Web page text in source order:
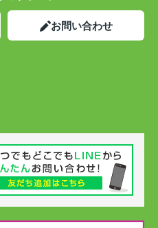
お問い合わせ